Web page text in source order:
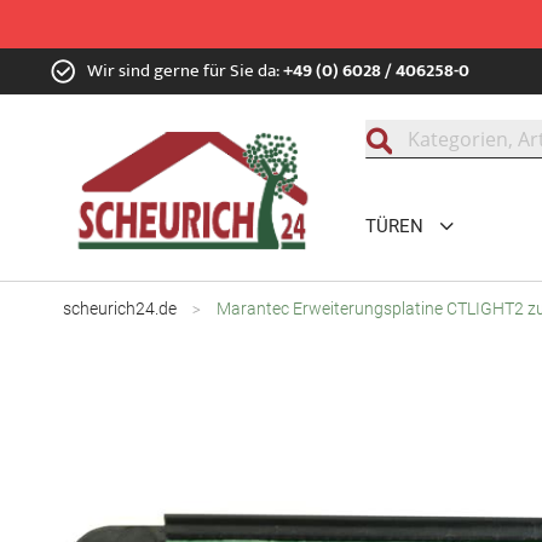
Zum
Inhalt Wir sind gerne für Sie da:+49 (0) 6028 / 406258-0
TÜREN
scheurich24.de Marantec Erweiterungsplatine CTLIGHT2